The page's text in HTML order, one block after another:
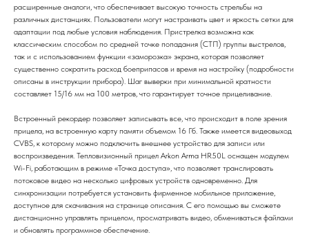
расширенные аналоги, что обеспечивает высокую точность стрельбы на
различных дистанциях. Пользователи могут настраивать цвет и яркость сетки для
адаптации под любые условия наблюдения. Пристрелка возможна как
классическим способом по средней точке попадания (СТП) группы выстрелов,
так и с использованием функции «заморозка» экрана, которая позволяет
существенно сократить расход боеприпасов и время на настройку (подробности
описаны в инструкции прибора). Шаг выверки при минимальной кратности
составляет 15/16 мм на 100 метров, что гарантирует точное прицеливание.
Встроенный рекордер позволяет записывать все, что происходит в поле зрения
прицела, на встроенную карту памяти объемом 16 Гб. Также имеется видеовыход
CVBS, к которому можно подключить внешнее устройство для записи или
воспроизведения. Тепловизионный прицел Arkon Arma HR50L оснащен модулем
Wi-Fi, работающим в режиме «Точка доступа», что позволяет транслировать
потоковое видео на несколько цифровых устройств одновременно. Для
синхронизации потребуется установить фирменное мобильное приложение,
доступное для скачивания на странице описания. С его помощью вы сможете
дистанционно управлять прицелом, просматривать видео, обмениваться файлами
и обновлять программное обеспечение.